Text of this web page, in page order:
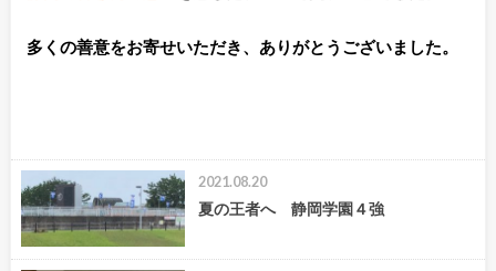
多くの善意をお寄せいただき、ありがとうございました。
2021.08.20
夏の王者へ 静岡学園４強